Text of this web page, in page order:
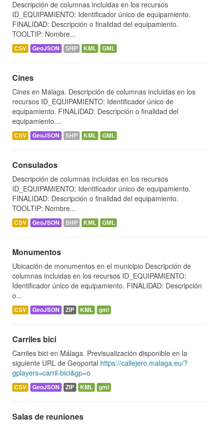
Descripción de columnas incluidas en los recursos
ID_EQUIPAMIENTO: Identificador único de equipamiento.
FINALIDAD: Descripción o finalidad del equipamiento.
TOOLTIP: Nombre...
CSV GeoJSON SHP KML GML
Cines
Cines en Málaga. Descripción de columnas incluidas en los
recursos ID_EQUIPAMIENTO: Identificador único de
equipamiento. FINALIDAD: Descripción o finalidad del
equipamiento....
CSV GeoJSON SHP KML GML
Consulados
Descripción de columnas incluidas en los recursos
ID_EQUIPAMIENTO: Identificador único de equipamiento.
FINALIDAD: Descripción o finalidad del equipamiento.
TOOLTIP: Nombre...
CSV GeoJSON SHP KML GML
Monumentos
Ubicación de monumentos en el municipio Descripción de
columnas incluidas en los recursos ID_EQUIPAMIENTO:
Identificador único de equipamiento. FINALIDAD: Descripción
o...
CSV GeoJSON ZIP KML gml
Carriles bici
Carriles bici en Málaga. Previsualización disponible en la
siguiente URL de Geoportal https://callejero.malaga.eu/?
gplayers=carril-bici&gp=o
CSV GeoJSON ZIP KML gml
Salas de reuniones